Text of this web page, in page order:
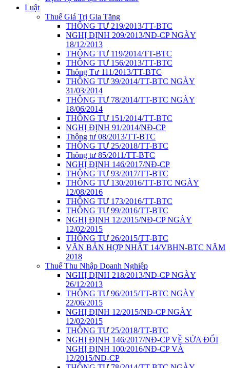
Luật
Thuế Giá Trị Gia Tăng
THÔNG TƯ 219/2013/TT-BTC
NGHỊ ĐỊNH 209/2013/NĐ-CP NGÀY
18/12/2013
THÔNG TƯ 119/2014/TT-BTC
THÔNG TƯ 156/2013/TT-BTC
Thông Tư 111/2013/TT-BTC
THÔNG TƯ 39/2014/TT-BTC NGÀY
31/03/2014
THÔNG TƯ 78/2014/TT-BTC NGÀY
18/06/2014
THÔNG TƯ 151/2014/TT-BTC
NGHỊ ĐỊNH 91/2014/NĐ-CP
Thông tư 08/2013/TT-BTC
THÔNG TƯ 25/2018/TT-BTC
Thông tư 85/2011/TT-BTC
NGHỊ ĐỊNH 146/2017/NĐ-CP
THÔNG TƯ 93/2017/TT-BTC
THÔNG TƯ 130/2016/TT-BTC NGÀY
12/08/2016
THÔNG TƯ 173/2016/TT-BTC
THÔNG TƯ 99/2016/TT-BTC
NGHỊ ĐỊNH 12/2015/NĐ-CP NGÀY
12/02/2015
THÔNG TƯ 26/2015/TT-BTC
VĂN BẢN HỢP NHẤT 14/VBHN-BTC NĂM
2018
Thuế Thu Nhập Doanh Nghiệp
NGHỊ ĐỊNH 218/2013/NĐ-CP NGÀY
26/12/2013
THÔNG TƯ 96/2015/TT-BTC NGÀY
22/06/2015
NGHỊ ĐỊNH 12/2015/NĐ-CP NGÀY
12/02/2015
THÔNG TƯ 25/2018/TT-BTC
NGHỊ ĐỊNH 146/2017/NĐ-CP VỀ SỬA ĐỔI
NGHỊ ĐỊNH 100/2016/NĐ-CP VÀ
12/2015/NĐ-CP